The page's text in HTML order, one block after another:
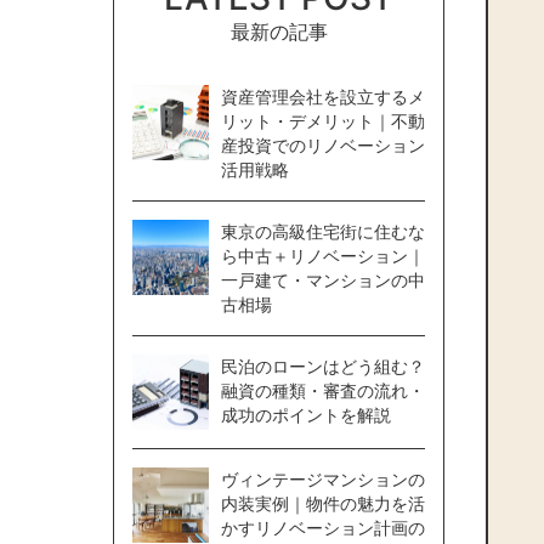
最新の記事
資産管理会社を設立するメ
リット・デメリット｜不動
産投資でのリノベーション
活用戦略
東京の高級住宅街に住むな
ら中古＋リノベーション｜
一戸建て・マンションの中
古相場
民泊のローンはどう組む？
融資の種類・審査の流れ・
成功のポイントを解説
ヴィンテージマンションの
内装実例｜物件の魅力を活
かすリノベーション計画の